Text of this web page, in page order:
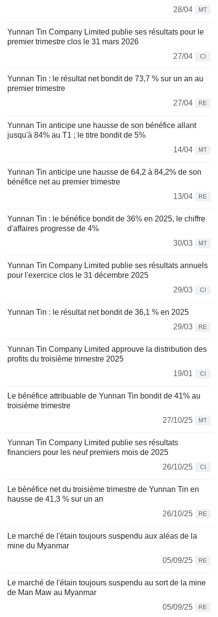
28/04
MT
Yunnan Tin Company Limited publie ses résultats pour le
premier trimestre clos le 31 mars 2026
27/04
CI
Yunnan Tin : le résultat net bondit de 73,7 % sur un an au
premier trimestre
27/04
RE
Yunnan Tin anticipe une hausse de son bénéfice allant
jusqu'à 84% au T1 ; le titre bondit de 5%
14/04
MT
Yunnan Tin anticipe une hausse de 64,2 à 84,2% de son
bénéfice net au premier trimestre
13/04
RE
Yunnan Tin : le bénéfice bondit de 36% en 2025, le chiffre
d'affaires progresse de 4%
30/03
MT
Yunnan Tin Company Limited publie ses résultats annuels
pour l'exercice clos le 31 décembre 2025
29/03
CI
Yunnan Tin : le résultat net bondit de 36,1 % en 2025
29/03
RE
Yunnan Tin Company Limited approuve la distribution des
profits du troisième trimestre 2025
19/01
CI
Le bénéfice attribuable de Yunnan Tin bondit de 41% au
troisième trimestre
27/10/25
MT
Yunnan Tin Company Limited publie ses résultats
financiers pour les neuf premiers mois de 2025
26/10/25
CI
Le bénéfice net du troisième trimestre de Yunnan Tin en
hausse de 41,3 % sur un an
26/10/25
RE
Le marché de l'étain toujours suspendu aux aléas de la
mine du Myanmar
05/09/25
RE
Le marché de l'étain toujours suspendu au sort de la mine
de Man Maw au Myanmar
05/09/25
RE